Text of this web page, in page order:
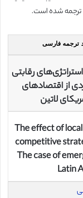
ترجمه شده است.
ترجمه فارسی
رقابتی
از اقتصادهای
لاتین
The effect of
competitive
The case of
Latin